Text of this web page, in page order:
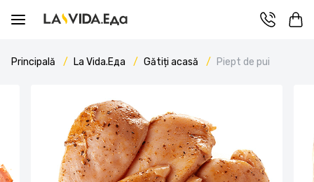
Principală La Vida.Еда Gătiți acasă Piept de pui